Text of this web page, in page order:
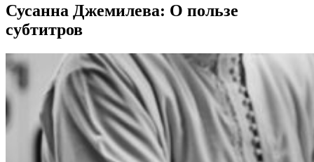
Сусанна Джемилева: О пользе
субтитров